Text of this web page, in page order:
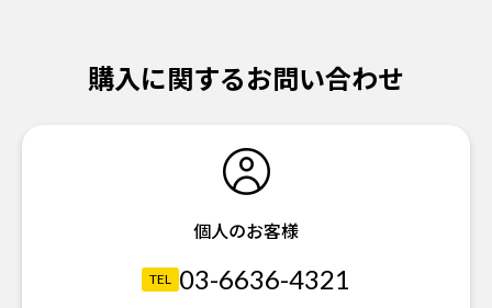
購入に関するお問い合わせ
個人のお客様
TEL 03-6636-4321